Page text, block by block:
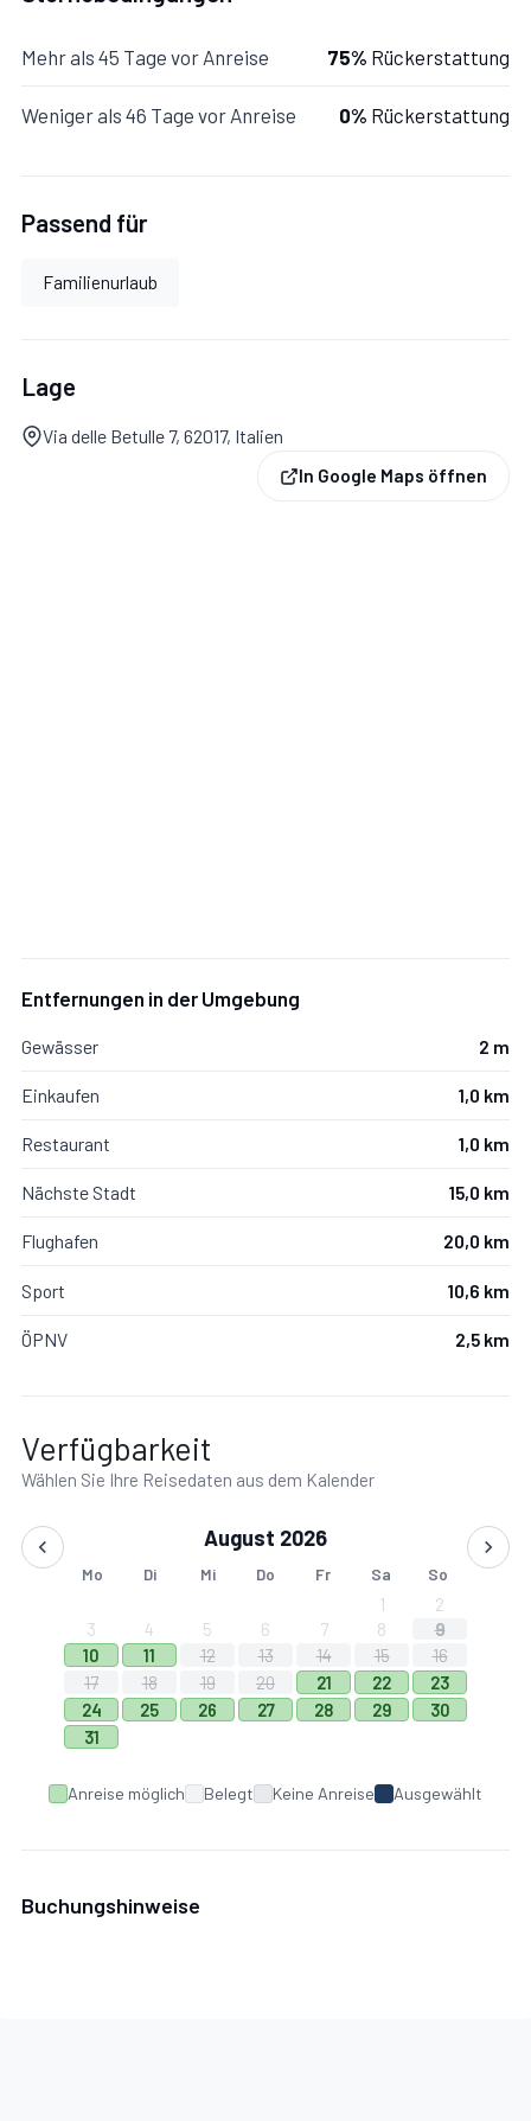
Zusätzliche Bereiche
Mit Garten.
Mehr als 45 Tage vor Anreise 75% Rückerstattung
Weniger als 46 Tage vor Anreise 0% Rückerstattung
Passend für
Familienurlaub
Lage
Via delle Betulle 7, 62017, Italien
In Google Maps öffnen
Entfernungen in der Umgebung
Gewässer 2 m
Einkaufen 1,0 km
Restaurant 1,0 km
Nächste Stadt 15,0 km
Flughafen 20,0 km
Sport 10,6 km
ÖPNV 2,5 km
Verfügbarkeit
Wählen Sie Ihre Reisedaten aus dem Kalender
August 2026
Mo Di Mi Do Fr Sa So
1
2
3
4 5 6 7 8
9
10
11 12 13 14 15
16
17
18 19 20 21 22
23
24
25 26 27 28 29
30
31
Anreise möglich Belegt Keine Anreise Ausgewählt
Buchungshinweise